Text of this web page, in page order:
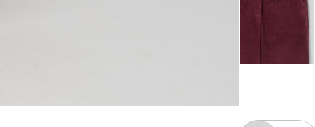
En magasin, ou dès 49€ d'achats à domicile